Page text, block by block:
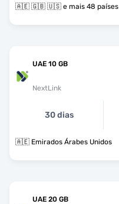
🇦🇪 🇬🇧 🇺🇸 e mais 48 países
UAE 10 GB
NextLink
30 dias
🇦🇪 Emirados Árabes Unidos
UAE 20 GB